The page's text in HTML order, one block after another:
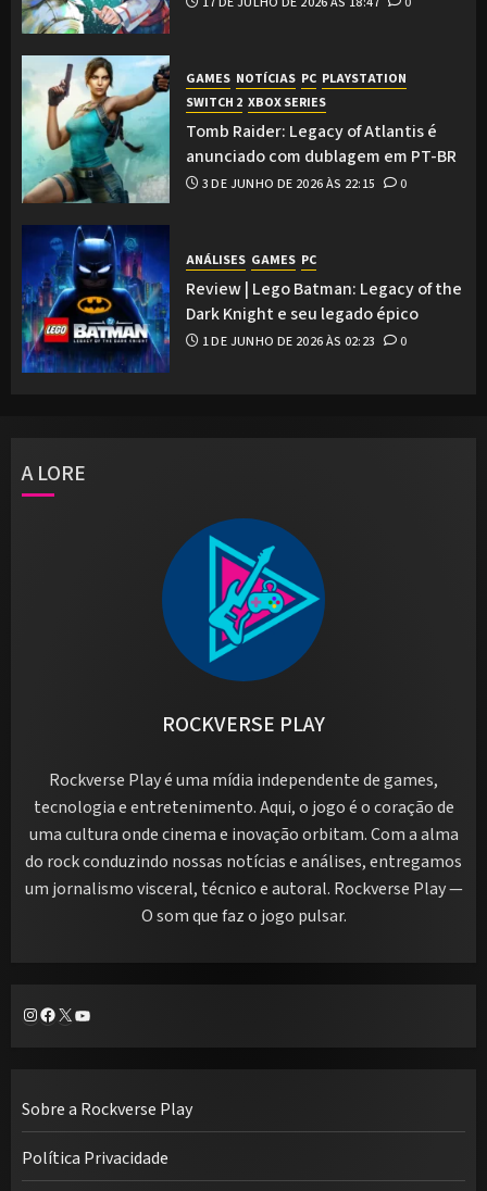
GAMES NOTÍCIAS PC PLAYSTATION
SWITCH 2 XBOX SERIES
Tomb Raider: Legacy of Atlantis é
anunciado com dublagem em PT-BR
3 DE JUNHO DE 2026 ÀS 22:15 0
ANÁLISES GAMES PC
Review | Lego Batman: Legacy of the
Dark Knight e seu legado épico
1 DE JUNHO DE 2026 ÀS 02:23 0
A LORE
ROCKVERSE PLAY
Rockverse Play é uma mídia independente de games,
tecnologia e entretenimento. Aqui, o jogo é o coração de
uma cultura onde cinema e inovação orbitam. Com a alma
do rock conduzindo nossas notícias e análises, entregamos
um jornalismo visceral, técnico e autoral. Rockverse Play —
O som que faz o jogo pulsar.
Instagram
Facebook
X Youtube
Sobre a Rockverse Play
Política Privacidade